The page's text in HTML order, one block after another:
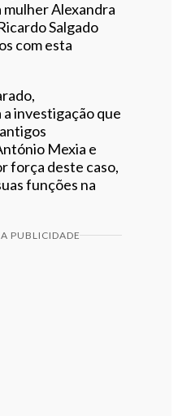
Alexandra
Salgado
com esta
investigação que
Mexia e
força deste caso,
funções na
PUBLICIDADE